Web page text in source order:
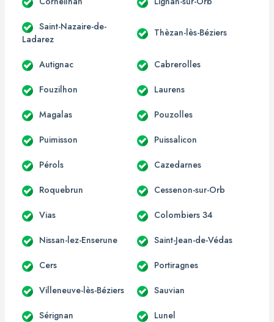
Saint-Nazaire-de-
Ladarez
Thèzan-lès-Béziers
Autignac Cabrerolles
Fouzilhon Laurens
Magalas Pouzolles
Puimisson Puissalicon
Pérols Cazedarnes
Roquebrun Cessenon-sur-Orb
Vias Colombiers 34
Nissan-lez-Enserune Saint-Jean-de-Védas
Cers Portiragnes
Villeneuve-lès-Béziers Sauvian
Sérignan Lunel